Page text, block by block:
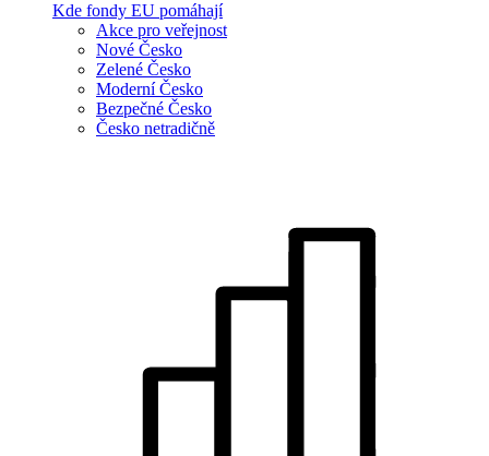
Kde fondy EU pomáhají
Akce pro veřejnost
Nové Česko
Zelené Česko
Moderní Česko
Bezpečné Česko
Česko netradičně